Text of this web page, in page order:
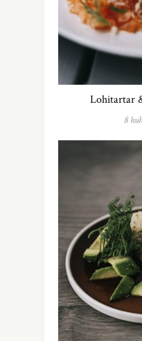
Lohitartar
8